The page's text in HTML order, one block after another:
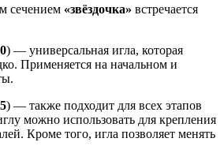
сечением «звёздочка» встречается
) — универсальная игла, которая
Применяется на начальном и
) — также подходит для всех этапов
можно использовать для крепления
Кроме того, игла позволяет менять